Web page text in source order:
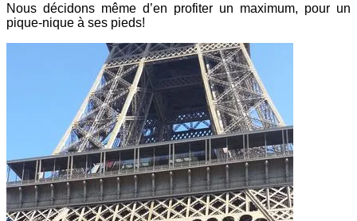
Nous décidons même d’en profiter un maximum, pour un
pique-nique à ses pieds!